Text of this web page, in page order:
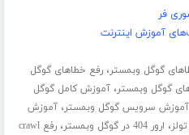
فر
آموزش اینترنت
گوگل وبمستر،رفع خطاهای گوگل
های گوگل وبمستر،آموزش کامل گوگل
آموزش سرویس گوگل وبمستر،آموزش
، ارور 404 در گوگل وبمستر ،
رفع crawl